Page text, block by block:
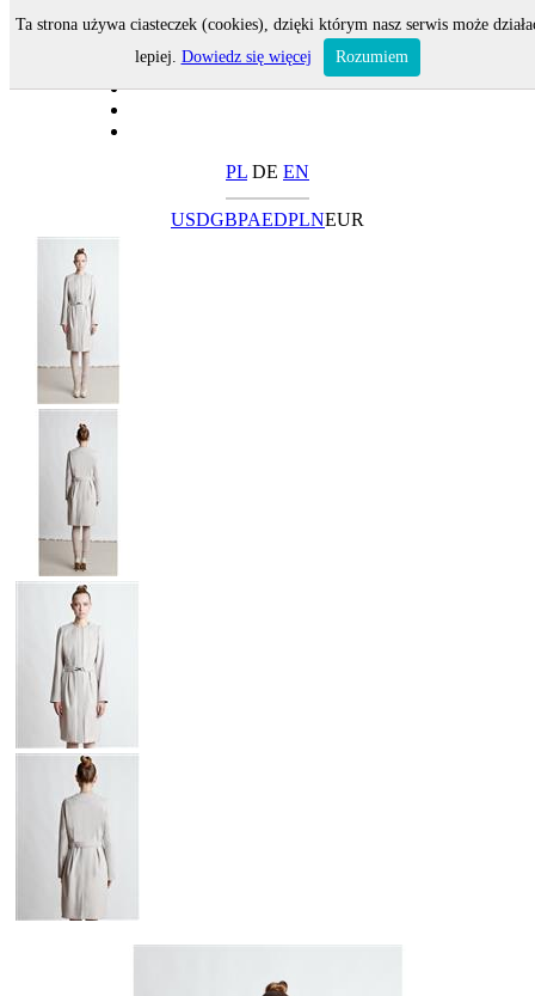
PL DE EN
USDGBPAEDPLNEUR
Ta strona używa ciasteczek (cookies), dzięki którym nasz serwis może
lepiej. Dowiedz się więcej Rozumiem